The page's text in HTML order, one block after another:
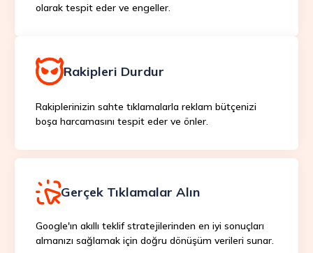
olarak tespit eder ve engeller.
Rakipleri Durdur
Rakiplerinizin sahte tıklamalarla reklam bütçenizi
boşa harcamasını tespit eder ve önler.
Gerçek Tıklamalar Alın
Google'ın akıllı teklif stratejilerinden en iyi sonuçları
almanızı sağlamak için doğru dönüşüm verileri sunar.